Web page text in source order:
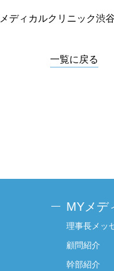
ディカルクリニック渋
一覧に戻る
MYメデ
理事長メッ
顧問紹介
幹部紹介